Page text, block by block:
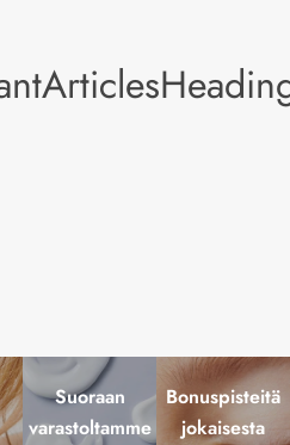
Suoraan
varastoltamme
Bonuspisteitä
jokaisesta